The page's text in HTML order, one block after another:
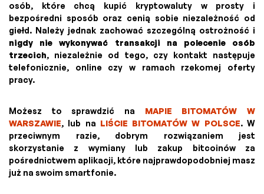
osób, które chcą kupić kryptowaluty w prosty i
bezpośredni sposób oraz cenią sobie niezależność od
giełd. Należy jednak zachować szczególną ostrożność i
nigdy nie wykonywać transakcji na polecenie osób
trzecich, niezależnie od tego, czy kontakt następuje
telefonicznie, online czy w ramach rzekomej oferty
pracy.
Możesz to sprawdzić na MAPIE BITOMATÓW W
WARSZAWIE, lub na LIŚCIE BITOMATÓW W POLSCE. W
przeciwnym razie, dobrym rozwiązaniem jest
skorzystanie z wymiany lub zakup bitcoinów za
pośrednictwem aplikacji, które najprawdopodobniej masz
już na swoim smartfonie.